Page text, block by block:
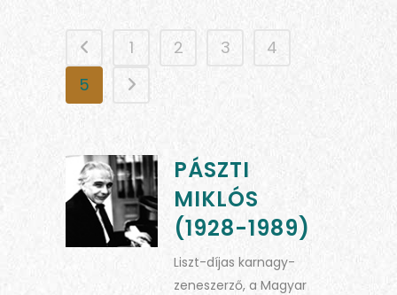
1 2 3
4
5
PÁSZTI
MIKLÓS
(1928-1989)
Liszt-díjas karnagy-
zeneszerző, a Magyar